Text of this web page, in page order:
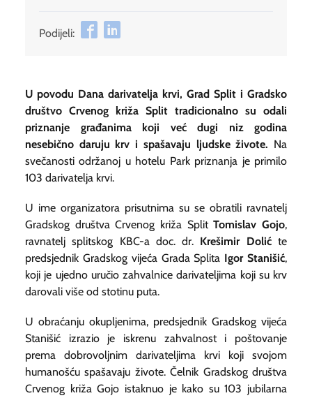
Podijeli:
U povodu Dana darivatelja krvi, Grad Split i Gradsko
društvo Crvenog križa Split tradicionalno su odali
priznanje građanima koji već dugi niz godina
nesebično daruju krv i spašavaju ljudske živote. Na
svečanosti održanoj u hotelu Park priznanja je primilo
103 darivatelja krvi.
U ime organizatora prisutnima su se obratili ravnatelj
Gradskog društva Crvenog križa SplitTomislav Gojo,
ravnatelj splitskog KBC-a doc. dr. Krešimir Dolićte
predsjednik Gradskog vijeća Grada Splita Igor Stanišić,
koji je ujedno uručio zahvalnice darivateljima koji su krv
darovali više od stotinu puta.
U obraćanju okupljenima, predsjednik Gradskog vijeća
Stanišić izrazio je iskrenu zahvalnost i poštovanje
prema dobrovoljnim darivateljima krvi koji svojom
humanošću spašavaju živote. Čelnik Gradskog društva
Crvenog križa Gojo istaknuo je kako su 103 jubilarna